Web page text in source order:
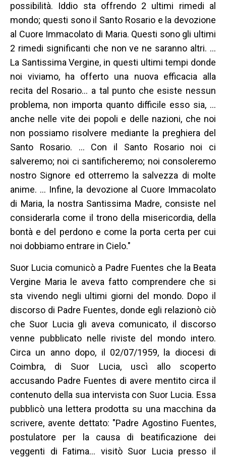
possibilità. Iddio sta offrendo 2 ultimi rimedi al
mondo; questi sono il Santo Rosario e la devozione
al Cuore Immacolato di Maria. Questi sono gli ultimi
2 rimedi significanti che non ve ne saranno altri. …
La Santissima Vergine, in questi ultimi tempi donde
noi viviamo, ha offerto una nuova efficacia alla
recita del Rosario… a tal punto che esiste nessun
problema, non importa quanto difficile esso sia, …
anche nelle vite dei popoli e delle nazioni, che noi
non possiamo risolvere mediante la preghiera del
Santo Rosario. … Con il Santo Rosario noi ci
salveremo; noi ci santificheremo; noi consoleremo
nostro Signore ed otterremo la salvezza di molte
anime. … Infine, la devozione al Cuore Immacolato
di Maria, la nostra Santissima Madre, consiste nel
considerarla come il trono della misericordia, della
bontà e del perdono e come la porta certa per cui
noi dobbiamo entrare in Cielo."
Suor Lucia comunicò a Padre Fuentes che la Beata
Vergine Maria le aveva fatto comprendere che si
sta vivendo negli ultimi giorni del mondo. Dopo il
discorso di Padre Fuentes, donde egli relazionò ciò
che Suor Lucia gli aveva comunicato, il discorso
venne pubblicato nelle riviste del mondo intero.
Circa un anno dopo, il 02/07/1959, la diocesi di
Coimbra, di Suor Lucia, uscì allo scoperto
accusando Padre Fuentes di avere mentito circa il
contenuto della sua intervista con Suor Lucia. Essa
pubblicò una lettera prodotta su una macchina da
scrivere, avente dettato: "Padre Agostino Fuentes,
postulatore per la causa di beatificazione dei
veggenti di Fatima… visitò Suor Lucia presso il